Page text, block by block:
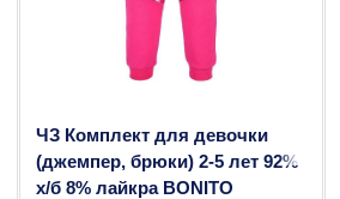
ЧЗ Комплект для девочки
(джемпер, брюки) 2-5 лет 92%
х/б 8% лайкра BONITO